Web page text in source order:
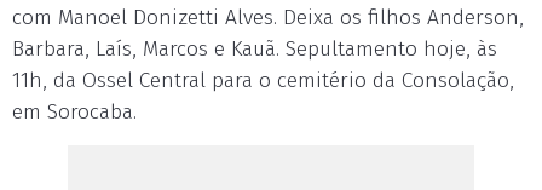
com Manoel Donizetti Alves. Deixa os filhos Anderson,
Barbara, Laís, Marcos e Kauã. Sepultamento hoje, às
11h, da Ossel Central para o cemitério da Consolação,
em Sorocaba.